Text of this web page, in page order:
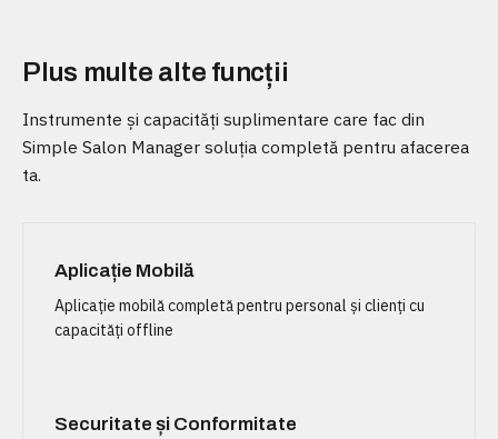
Plus multe alte funcții
Instrumente și capacități suplimentare care fac din
Simple Salon Manager soluția completă pentru afacerea
ta.
Aplicație Mobilă
Aplicație mobilă completă pentru personal și clienți cu
capacități offline
Securitate și Conformitate